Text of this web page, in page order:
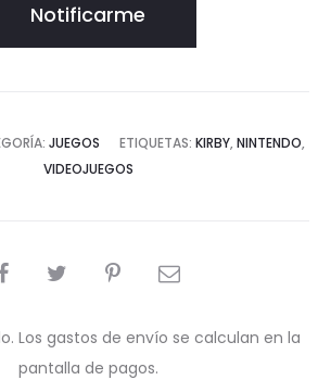
Notificarme
JUEGOS ETIQUETAS: KIRBY, NINTENDO,
VIDEOJUEGOS
Los gastos de envío se calculan en la
pantalla de pagos.